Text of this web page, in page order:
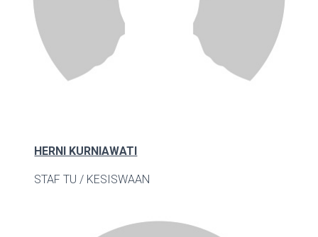
HERNI KURNIAWATI
STAF TU / KESISWAAN